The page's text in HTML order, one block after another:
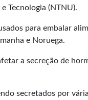
Tecnologia (NTNU).
para embalar
e Noruega.
a secreção de
secretados por